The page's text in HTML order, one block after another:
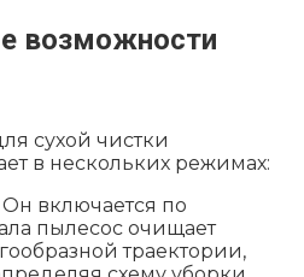
возможности
сухой чистки
в нескольких режимах:
включается по
пылесос очищает
траектории,